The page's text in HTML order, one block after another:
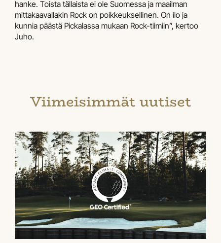
hanke. Toista tällaista ei ole Suomessa ja maailman
mittakaavallakin Rock on poikkeuksellinen. On ilo ja
kunnia päästä Pickalassa mukaan Rock-tiimiin”, kertoo
Juho.
Viimeisimmät uutiset